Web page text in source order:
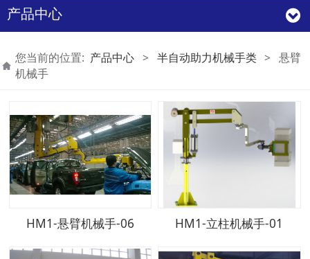
产品中心
您当前的位置: 产品中心 > 半自动助力机械手类 >
悬臂
机械手
HM1-悬臂机械手-06 HM1-立柱机械手-01